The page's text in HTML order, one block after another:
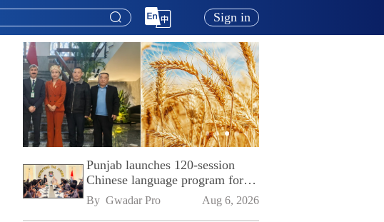
Sign in
Punjab launches 120-session
Chinese language program for
SPU
By Gwadar Pro Aug 6, 2026